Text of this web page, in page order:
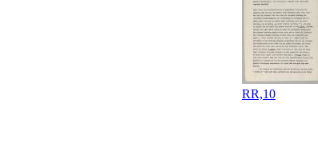
RR,10